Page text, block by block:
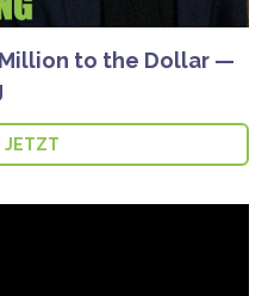
Million to the Dollar —
JETZT